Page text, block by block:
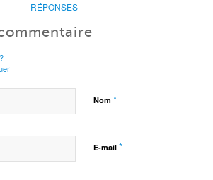
RÉPONSES
!
Nom *
E-mail *